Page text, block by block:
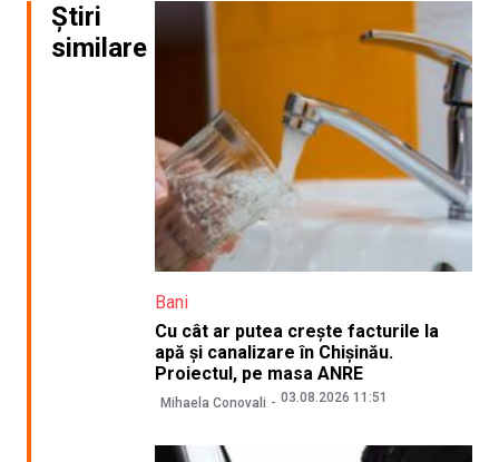
Știri
similare
Bani
Cu cât ar putea crește facturile la
apă și canalizare în Chișinău.
Proiectul, pe masa ANRE
Mihaela Conovali 03.08.2026 11:51